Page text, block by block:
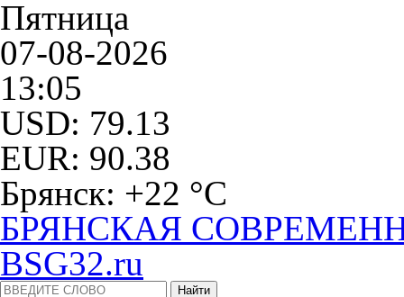
Пятница
07-08-2026
13:05
USD: 79.13
EUR: 90.38
Брянск: +22 °С
БРЯНСКАЯ
BSG32.ru